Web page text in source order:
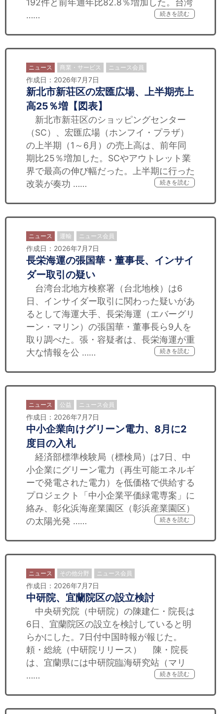
192件と前年通年比82.8％増加した。台湾
……
続きを読む
ニュース 商業・サービス ニュース会員
作成日：2026年7月7日
新北市新荘区の宏匯広場、上半期売上
高25％増【図表】
新北市新荘区のショッピングセンター
（SC）、宏匯広場（ホンフイ・プラザ）
の上半期（1～6月）の売上高は、前年同
期比25％増加した。SCやアウトレット業
界で最高の伸び幅だった。上半期に行った
改装が奏功 ……
続きを読む
ニュース 運輸 ニュース会員
作成日：2026年7月7日
長栄海運の張国華・董事長、インサイ
ダー取引の疑い
台湾台北地方検察署（台北地検）は6
日、インサイダー取引に関わった疑いがあ
るとして海運大手、長栄海運（エバーグリ
ーン・マリン）の張国華・董事長ら9人を
取り調べた。張・容疑者は、長栄海運が重
大な情報を公 ……
続きを読む
ニュース 公益 ニュース会員
作成日：2026年7月7日
中小企業向けグリーン電力、8月に2
度目の入札
経済部標準検験局（標検局）は7日、中
小企業にグリーン電力（再生可能エネルギ
ーで発電された電力）を低価格で供給する
プロジェクト「中小企業平価緑電専案」に
絡み、彰化浜海産業園区（彰浜産業園区）
の太陽光発 ……
続きを読む
ニュース その他分野 ニュース会員
作成日：2026年7月7日
中研院、宜蘭院区の設立検討
中央研究院（中研院）の陳建仁・院長は
6日、宜蘭院区の設立を検討していると明
らかにした。7日付中国時報が報じた。
頼・総統（中研院リリース） 陳・院長
は、宜蘭県には中研院臨海研究站（マリ
……
続きを読む